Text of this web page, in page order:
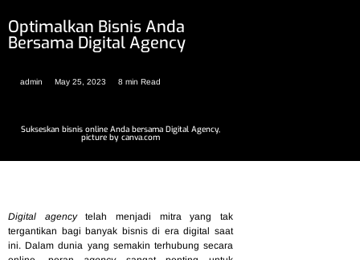
Optimalkan Bisnis Anda
Bersama Digital Agency
admin May 25, 2023 8 min Read
Sukseskan bisnis online Anda bersama Digital Agency,
picture by canva.com
Digital agencytelah menjadi mitra yang tak
tergantikan bagi banyak bisnis di era digital saat
ini. Dalam dunia yang semakin terhubung secara